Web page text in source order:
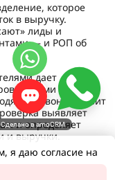
которое
в выручку.
лиды и
— и РОП об
дает
глазами
звонок, визит
выявляет
и определяет
и выручки.
я даю согласие на
Сделано в amoCRM